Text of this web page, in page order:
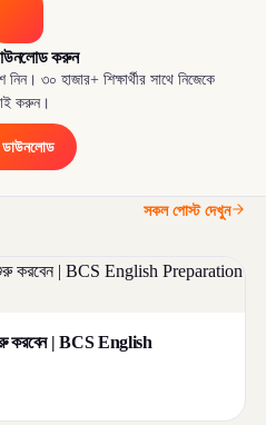
করুন
৩০ হাজার+ শিক্ষার্থীর সাথে নিজেকে
করুন।
ডাউনলোড
সকল পোস্ট দেখুন
শুরু করবেন | BCS English